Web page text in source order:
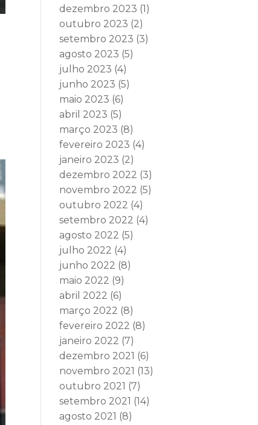
dezembro 2023 (1)
outubro 2023 (2)
setembro 2023 (3)
agosto 2023 (5)
julho 2023 (4)
junho 2023 (5)
maio 2023 (6)
abril 2023 (5)
março 2023 (8)
fevereiro 2023 (4)
janeiro 2023 (2)
dezembro 2022 (3)
novembro 2022 (5)
outubro 2022 (4)
setembro 2022 (4)
agosto 2022 (5)
julho 2022 (4)
junho 2022 (8)
maio 2022 (9)
abril 2022 (6)
março 2022 (8)
fevereiro 2022 (8)
janeiro 2022 (7)
dezembro 2021 (6)
novembro 2021 (13)
outubro 2021 (7)
setembro 2021 (14)
agosto 2021 (8)